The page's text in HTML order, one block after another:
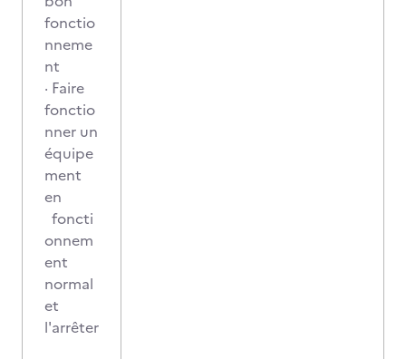
fonctio
nneme
nt
· Faire
fonctio
nner un
équipe
ment
en
foncti
onnem
ent
normal
et
l'arrêter